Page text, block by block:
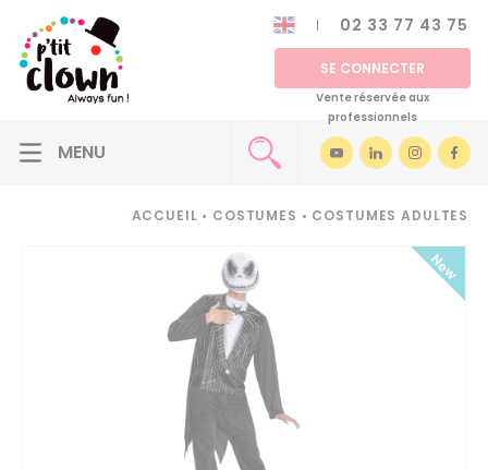
02 33 77 43 75
SE CONNECTER
Vente réservée aux
professionnels
ACCUEIL • COSTUMES • COSTUMES ADULTES